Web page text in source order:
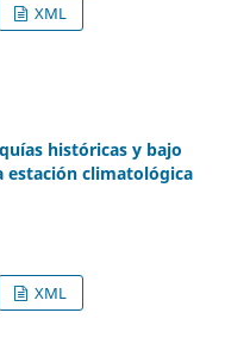
XML
históricas y bajo
estación climatológica
XML